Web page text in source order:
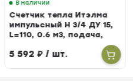
В наличии
Счетчик тепла Итэлма
импульсный Н 3/4 ДУ 15,
L=110, 0.6 м3, подача,
5 592₽/ шт.